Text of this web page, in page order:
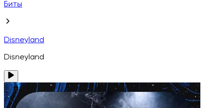
Биты
Disneyland
Disneyland